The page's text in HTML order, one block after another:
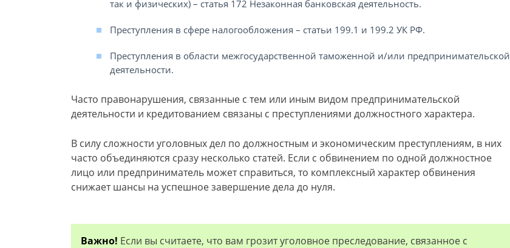
так и физических) – статья 172 Незаконная банковская деятельность.
Преступления в сфере налогообложения – статьи 199.1 и 199.2 УК РФ.
Преступления в области межгосударственной таможенной и/или предпринимательской
деятельности.
Часто правонарушения, связанные с тем или иным видом предпринимательской
деятельности и кредитованием связаны с преступлениями должностного характера.
В силу сложности уголовных дел по должностным и экономическим преступлениям, в них
часто объединяются сразу несколько статей. Если с обвинением по одной должностное
лицо или предприниматель может справиться, то комплексный характер обвинения
снижает шансы на успешное завершение дела до нуля.
Важно! Если вы считаете, что вам грозит уголовное преследование, связанное с